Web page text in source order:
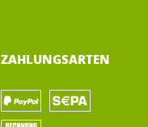
ZAHLUNGSARTEN